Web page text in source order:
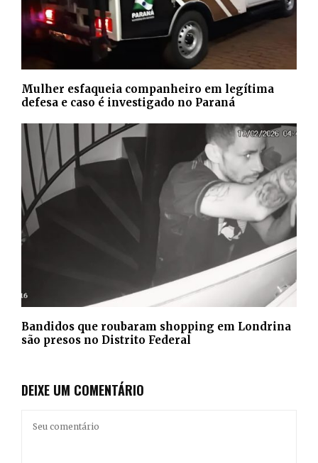
Mulher esfaqueia companheiro em legítima
defesa e caso é investigado no Paraná
Bandidos que roubaram shopping em Londrina
são presos no Distrito Federal
DEIXE UM COMENTÁRIO